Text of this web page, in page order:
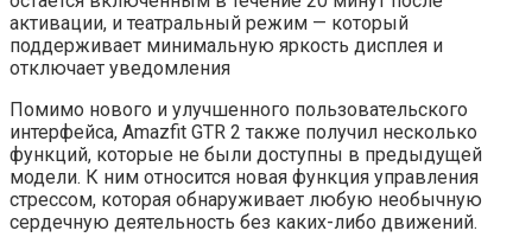
активации, и театральный режим — который
поддерживает минимальную яркость дисплея и
отключает уведомления
Помимо нового и улучшенного пользовательского
интерфейса, Amazfit GTR 2 также получил несколько
функций, которые не были доступны в предыдущей
модели. К ним относится новая функция управления
стрессом, которая обнаруживает любую необычную
сердечную деятельность без каких-либо движений.